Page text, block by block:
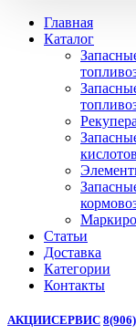
Главная
Каталог
Статьи
Доставка
Категории
Контакты
АКЦИИСЕРВИС